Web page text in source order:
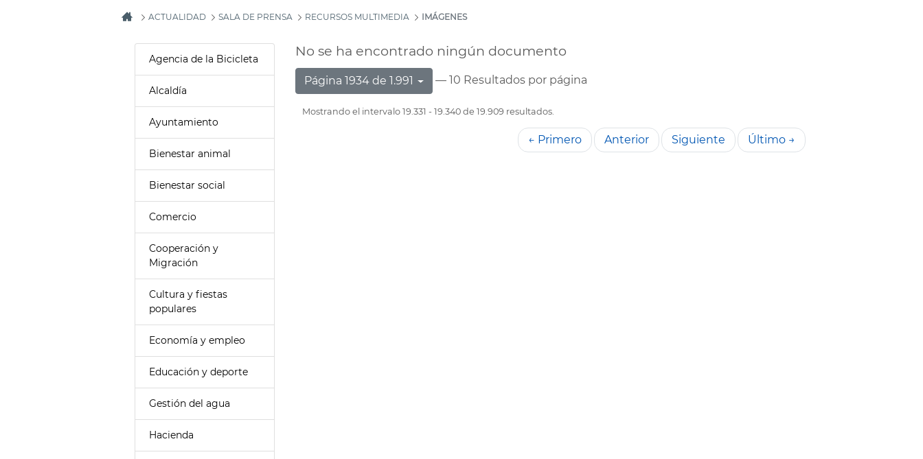
ACTUALIDAD SALA DE PRENSA RECURSOS MULTIMEDIA IMÁGENES
Agencia de la Bicicleta
Alcaldía
Ayuntamiento
Bienestar animal
Bienestar social
Comercio
Cooperación y
Migración
Cultura y fiestas
populares
Economía y empleo
Educación y deporte
Gestión del agua
Hacienda
No se ha encontrado ningún documento
Página 1934 de 1.991 — 10 Resultados por página
Mostrando el intervalo 19.331 - 19.340 de 19.909 resultados.
← Primero Anterior Siguiente Último →